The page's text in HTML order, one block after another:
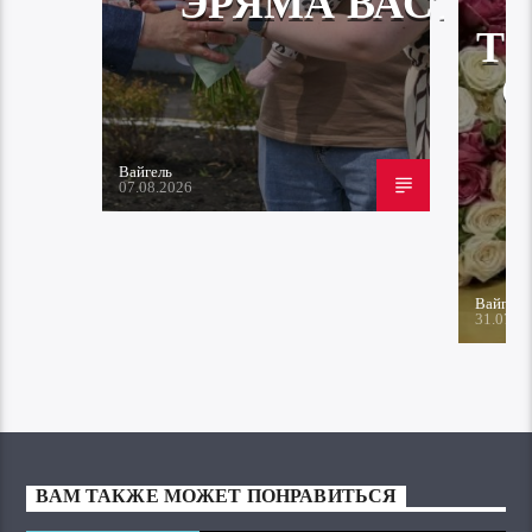
Вайгель
07.08.2026
Вайгель
ВАМ ТАКЖЕ МОЖЕТ ПОНРАВИТЬСЯ